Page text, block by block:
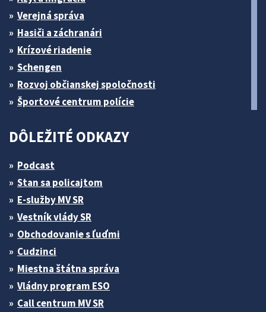
Verejná správa
Hasiči a záchranári
Krízové riadenie
Schengen
Rozvoj občianskej spoločnosti
Športové centrum polície
DÔLEŽITÉ ODKAZY
Podcast
Stan sa policajtom
E-služby MV SR
Vestník vlády SR
Obchodovanie s ľuďmi
Cudzinci
Miestna štátna správa
Vládny program ESO
Call centrum MV SR